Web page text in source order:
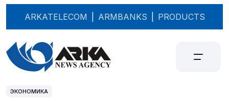
ARKATELECOM ARMBANKS PRODUCTS
ЭКОНОМИКА